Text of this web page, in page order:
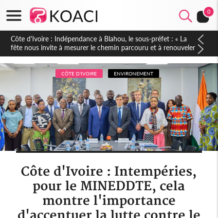
0
Côte d'Ivoire : Le préfet André Martin Kakou sonne la
mobilisation à Taabo pour un pays prospère
CÔTE D'IVOIRE ENVIRONEMENT
Côte d'Ivoire : Intempéries,
pour le MINEDDTE, cela
montre l'importance